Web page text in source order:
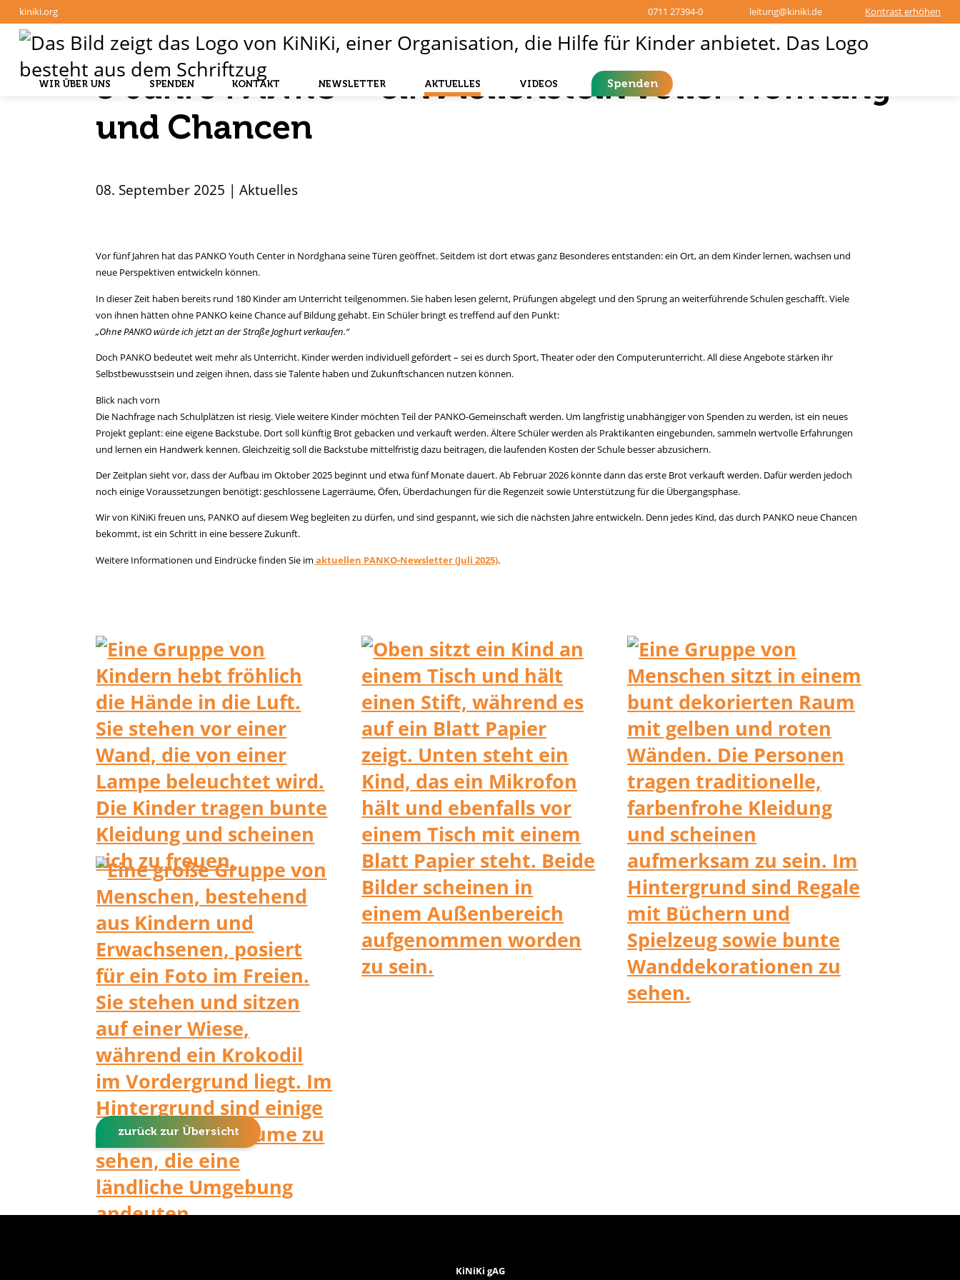
kiniki.org 0711 27394-0 leitung@kiniki.de Kontrast erhöhen
WIR ÜBER UNS SPENDEN KONTAKT NEWSLETTER AKTUELLES VIDEOS Spenden
5 Jahre PANKO – ein Meilenstein voller Hoffnung
und Chancen
08. September 2025 | Aktuelles
Vor fünf Jahren hat das PANKO Youth Center in Nordghana seine Türen geöffnet. Seitdem ist dort etwas ganz Besonderes entstanden: ein Ort, an dem Kinder lernen, wachsen und
neue Perspektiven entwickeln können.
In dieser Zeit haben bereits rund 180 Kinder am Unterricht teilgenommen. Sie haben lesen gelernt, Prüfungen abgelegt und den Sprung an weiterführende Schulen geschafft. Viele
von ihnen hätten ohne PANKO keine Chance auf Bildung gehabt. Ein Schüler bringt es treffend auf den Punkt:
„Ohne PANKO würde ich jetzt an der Straße Joghurt verkaufen.“
Doch PANKO bedeutet weit mehr als Unterricht. Kinder werden individuell gefördert – sei es durch Sport, Theater oder den Computerunterricht. All diese Angebote stärken ihr
Selbstbewusstsein und zeigen ihnen, dass sie Talente haben und Zukunftschancen nutzen können.
Blick nach vorn
Die Nachfrage nach Schulplätzen ist riesig. Viele weitere Kinder möchten Teil der PANKO-Gemeinschaft werden. Um langfristig unabhängiger von Spenden zu werden, ist ein neues
Projekt geplant: eine eigene Backstube. Dort soll künftig Brot gebacken und verkauft werden. Ältere Schüler werden als Praktikanten eingebunden, sammeln wertvolle Erfahrungen
und lernen ein Handwerk kennen. Gleichzeitig soll die Backstube mittelfristig dazu beitragen, die laufenden Kosten der Schule besser abzusichern.
Der Zeitplan sieht vor, dass der Aufbau im Oktober 2025 beginnt und etwa fünf Monate dauert. Ab Februar 2026 könnte dann das erste Brot verkauft werden. Dafür werden jedoch
noch einige Voraussetzungen benötigt: geschlossene Lagerräume, Öfen, Überdachungen für die Regenzeit sowie Unterstützung für die Übergangsphase.
Wir von KiNiKi freuen uns, PANKO auf diesem Weg begleiten zu dürfen, und sind gespannt, wie sich die nächsten Jahre entwickeln. Denn jedes Kind, das durch PANKO neue Chancen
bekommt, ist ein Schritt in eine bessere Zukunft.
Weitere Informationen und Eindrücke finden Sie im aktuellen PANKO-Newsletter (Juli 2025).
zurück zur Übersicht
KiNiKi gAG